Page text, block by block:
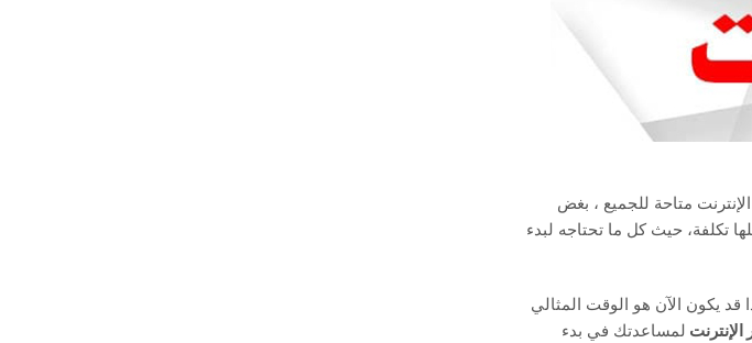
متاحة للجميع ، بغض
تكلفة، حيث كل ما تحتاجه لبدء
قد يكون الآن هو الوقت المثالي
لمساعدتك في بدء